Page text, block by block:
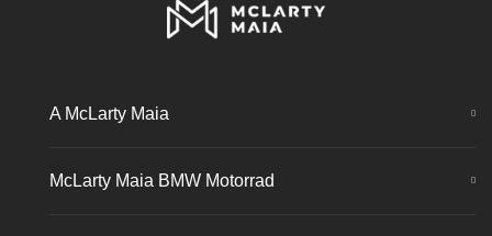
A McLarty Maia
McLarty Maia BMW Motorrad